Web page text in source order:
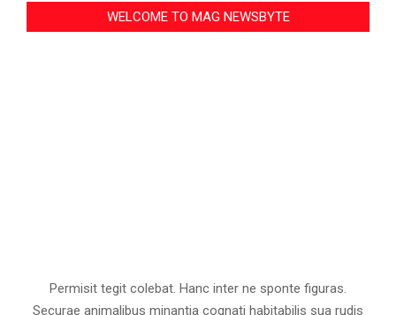
WELCOME TO MAG NEWSBYTE
Permisit tegit colebat. Hanc inter ne sponte figuras.
Securae animalibus minantia cognati habitabilis sua rudis